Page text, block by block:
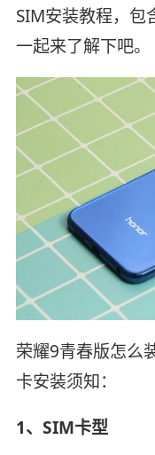
SIM安装教程，包
一起来了解下吧。
荣耀9青春版怎么
卡安装须知：
1、SIM卡型